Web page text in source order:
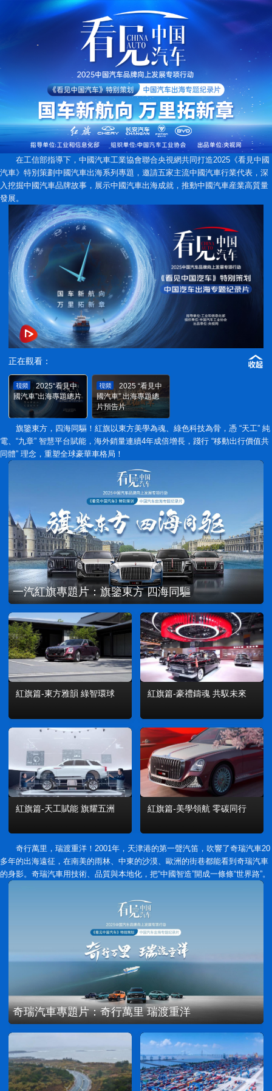
在工信部指導下，中國汽車工業協會聯合央視網共同打造2025《看見中國
汽車》特別策劃中國汽車出海系列專題，邀請五家主流中國汽車行業代表，深
入挖掘中國汽車品牌故事，展示中國汽車出海成就，推動中國汽車産業高質量
發展。
正在觀看：
2025“看見中
國汽車”出海專題總片
2025 “看見中
國汽車” 出海專題總
片預告片
旗鑒東方，四海同驅！紅旗以東方美學為魂、綠色科技為骨，憑 “天工” 純
電、“九章” 智慧平台賦能，海外銷量連續4年成倍增長，踐行 “移動出行價值共
同體” 理念，重塑全球豪華車格局！
一汽紅旗專題片：旗鑒東方 四海同驅
紅旗篇-東方雅韻 綠智環球 紅旗篇-豪禮鑄魂 共馭未來
紅旗篇-天工賦能 旗耀五洲 紅旗篇-美學領航 零碳同行
奇行萬里，瑞渡重洋！2001年，天津港的第一聲汽笛，吹響了奇瑞汽車20
多年的出海遠征，在南美的雨林、中東的沙漠、歐洲的街巷都能看到奇瑞汽車
的身影。奇瑞汽車用技術、品質與本地化，把“中國智造”開成一條條“世界路”。
奇瑞汽車專題片：奇行萬里 瑞渡重洋